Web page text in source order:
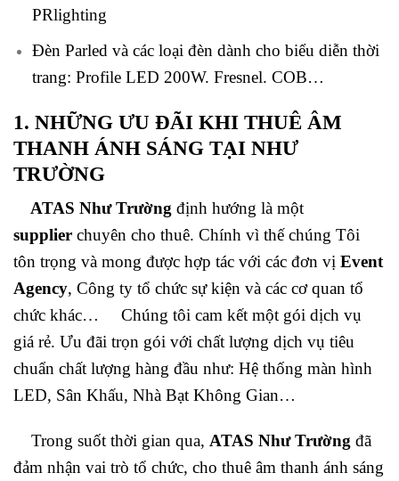
PRlighting
Đèn Parled và các loại đèn dành cho biểu diễn thời
trang: Profile LED 200W. Fresnel. COB…
1. NHỮNG ƯU ĐÃI KHI THUÊ ÂM
THANH ÁNH SÁNG TẠI NHƯ
TRƯỜNG
ATAS Như Trường định hướng là một
supplier chuyên cho thuê. Chính vì thế chúng Tôi
tôn trọng và mong được hợp tác với các đơn vị Event
Agency, Công ty tổ chức sự kiện và các cơ quan tổ
chức khác… Chúng tôi cam kết một gói dịch vụ
giá rẻ. Ưu đãi trọn gói với chất lượng dịch vụ tiêu
chuẩn chất lượng hàng đầu như: Hệ thống màn hình
LED, Sân Khấu, Nhà Bạt Không Gian…
Trong suốt thời gian qua, ATAS Như Trường đã
đảm nhận vai trò tổ chức, cho thuê âm thanh ánh sáng